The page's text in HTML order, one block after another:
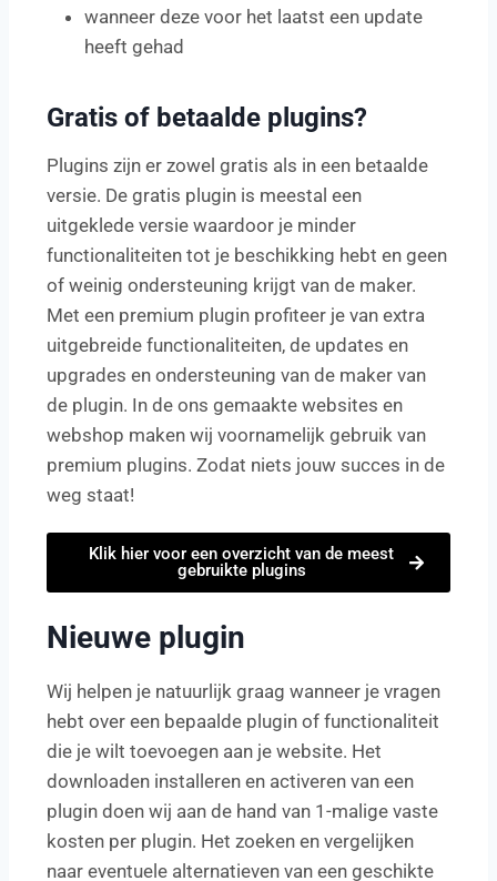
wanneer deze voor het laatst een update
heeft gehad
Gratis of betaalde plugins?
Plugins zijn er zowel gratis als in een betaalde
versie. De gratis plugin is meestal een
uitgeklede versie waardoor je minder
functionaliteiten tot je beschikking hebt en geen
of weinig ondersteuning krijgt van de maker.
Met een premium plugin profiteer je van extra
uitgebreide functionaliteiten, de updates en
upgrades en ondersteuning van de maker van
de plugin. In de ons gemaakte websites en
webshop maken wij voornamelijk gebruik van
premium plugins. Zodat niets jouw succes in de
weg staat!
Klik hier voor een overzicht van de meest
gebruikte plugins
Nieuwe plugin
Wij helpen je natuurlijk graag wanneer je vragen
hebt over een bepaalde plugin of functionaliteit
die je wilt toevoegen aan je website. Het
downloaden installeren en activeren van een
plugin doen wij aan de hand van 1-malige vaste
kosten per plugin. Het zoeken en vergelijken
naar eventuele alternatieven van een geschikte